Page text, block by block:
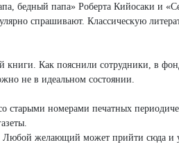
бедный папа» Роберта Кийосаки и
спрашивают. Классическую
книги. Как пояснили сотрудники, в
не в идеальном состоянии.
старыми номерами печатных
желающий может прийти сюда и